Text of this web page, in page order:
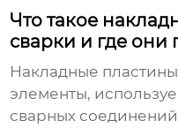
Что такое
сварки и где они
Накладные пластины
элементы,
сварных